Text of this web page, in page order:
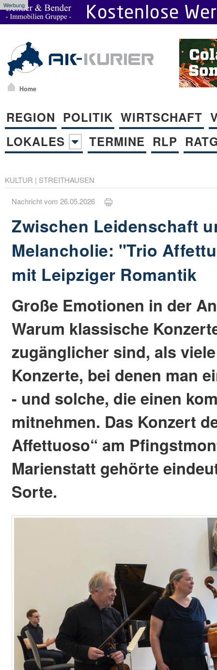
Werbung
Home
REGION POLITIK WIRTSCHAFT
LOKALES
TERMINE RLP
KULTUR | STREITHAUSEN
Nachricht vom 26.05.2026
Zwischen Leidenschaft
Melancholie: "Trio
mit Leipziger Romantik
Große Emotionen in der
Warum klassische
zugänglicher sind, als
Konzerte, bei denen man
- und solche, die einen
mitnehmen. Das Konzert
Affettuoso“ am
Marienstatt gehörte
Sorte.